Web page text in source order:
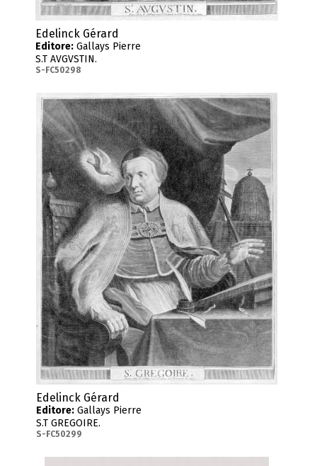
Edelinck Gérard
Editore: Gallays Pierre
S.T AVGVSTIN.
S-FC50298
Edelinck Gérard
Editore:Gallays Pierre
S.T GREGOIRE.
S-FC50299